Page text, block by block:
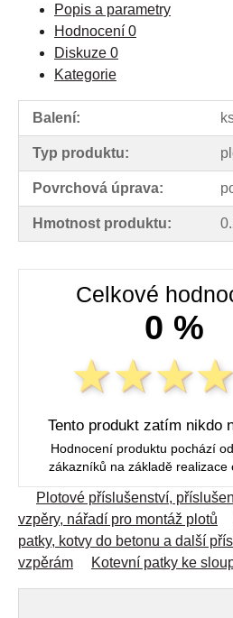
Popis a parametry
Hodnocení 0
Diskuze 0
Kategorie
Balení:
Typ produktu:
Povrchová úprava:
Hmotnost produktu:
Celkové
0 %
Tento produkt zatím nikdo
Hodnocení produktu pochází
zákazníků na základě realizace
Plotové příslušenství,
vzpěry, nářadí pro montáž plotů
patky, kotvy do betonu a další
vzpěrám
Kotevní patky ke